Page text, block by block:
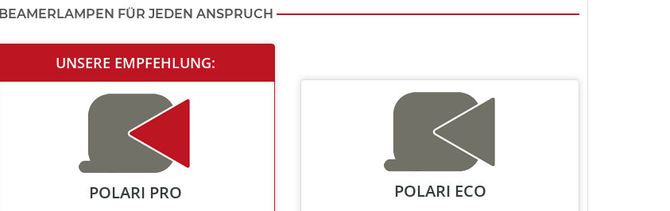
BEAMERLAMPEN FÜR JEDEN ANSPRUCH
UNSERE EMPFEHLUNG:
POLARI PRO POLARI ECO